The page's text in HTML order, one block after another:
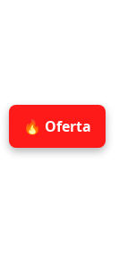
🔥 Oferta